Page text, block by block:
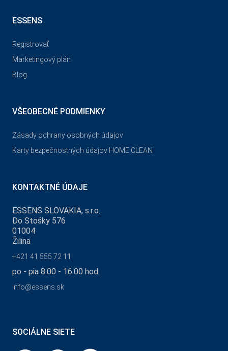
ESSENS
Registrovať
Marketingový plán
Blog
VŠEOBECNÉ PODMIENKY
Zásady ochrany osobných údajov
Karty bezpečnostných údajov HOME CLEAN
KONTAKTNÉ ÚDAJE
ESSENS SLOVAKIA, s.r.o.
Do Stošky 576
01004
Žilina
+421 41 555 72 11
po - pia 8:00 - 16:00 hod.
info@essens.sk
SOCIÁLNE SIETE